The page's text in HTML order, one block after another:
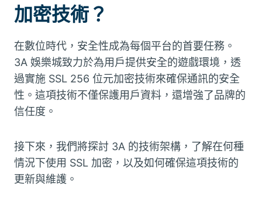
加密技術？
在數位時代，安全性成為每個平台的首要任務。
3A 娛樂城致力於為用戶提供安全的遊戲環境，透
過實施 SSL 256 位元加密技術來確保通訊的安全
性。這項技術不僅保護用戶資料，還增強了品牌的
信任度。
接下來，我們將探討 3A 的技術架構，了解在何種
情況下使用 SSL 加密，以及如何確保這項技術的
更新與維護。